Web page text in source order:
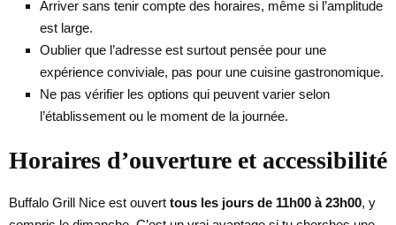
Arriver sans tenir compte des horaires, même si l’amplitude
est large.
Oublier que l’adresse est surtout pensée pour une
expérience conviviale, pas pour une cuisine gastronomique.
Ne pas vérifier les options qui peuvent varier selon
l’établissement ou le moment de la journée.
Horaires d’ouverture et accessibilité
Buffalo Grill Nice est ouvert tous les jours de 11h00 à 23h00, y